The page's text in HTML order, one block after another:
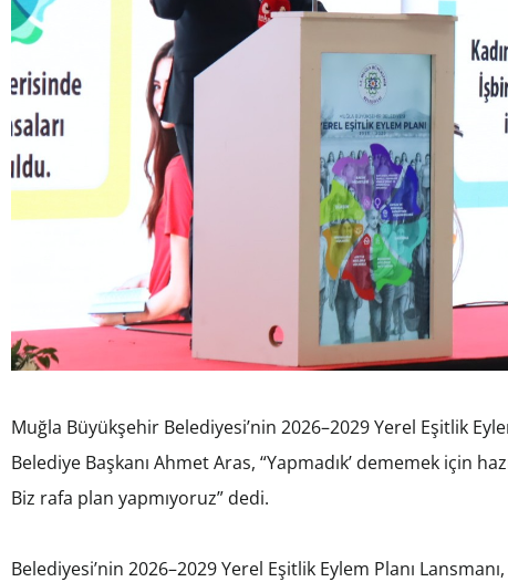
Muğla Büyükşehir Belediyesi’nin 2026–2029 Yerel Eşitlik
Belediye Başkanı Ahmet Aras, “Yapmadık’ dememek için
Biz rafa plan yapmıyoruz” dedi.
Belediyesi’nin 2026–2029 Yerel Eşitlik Eylem Planı